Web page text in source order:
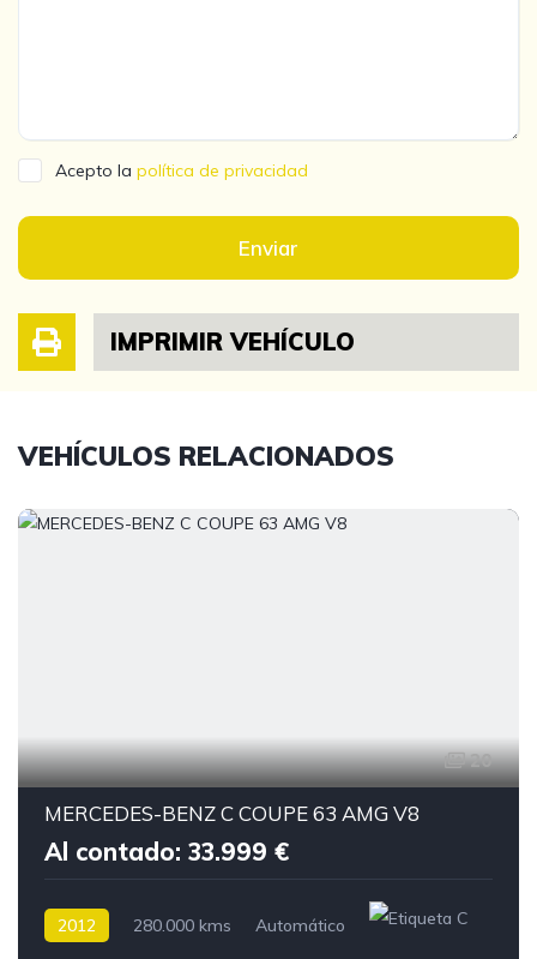
Acepto la política de privacidad
Enviar
IMPRIMIR VEHÍCULO
VEHÍCULOS RELACIONADOS
20
MERCEDES-BENZ C COUPE 63 AMG V8
Al contado: 33.999 €
2012 280.000 kms Automático